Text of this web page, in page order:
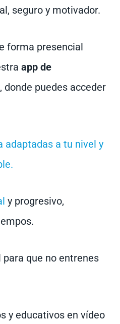
seguro y motivador.
forma presencial
app de
, donde puedes acceder
adaptadas a tu nivel y
y progresivo,
que no entrenes
y educativos en vídeo